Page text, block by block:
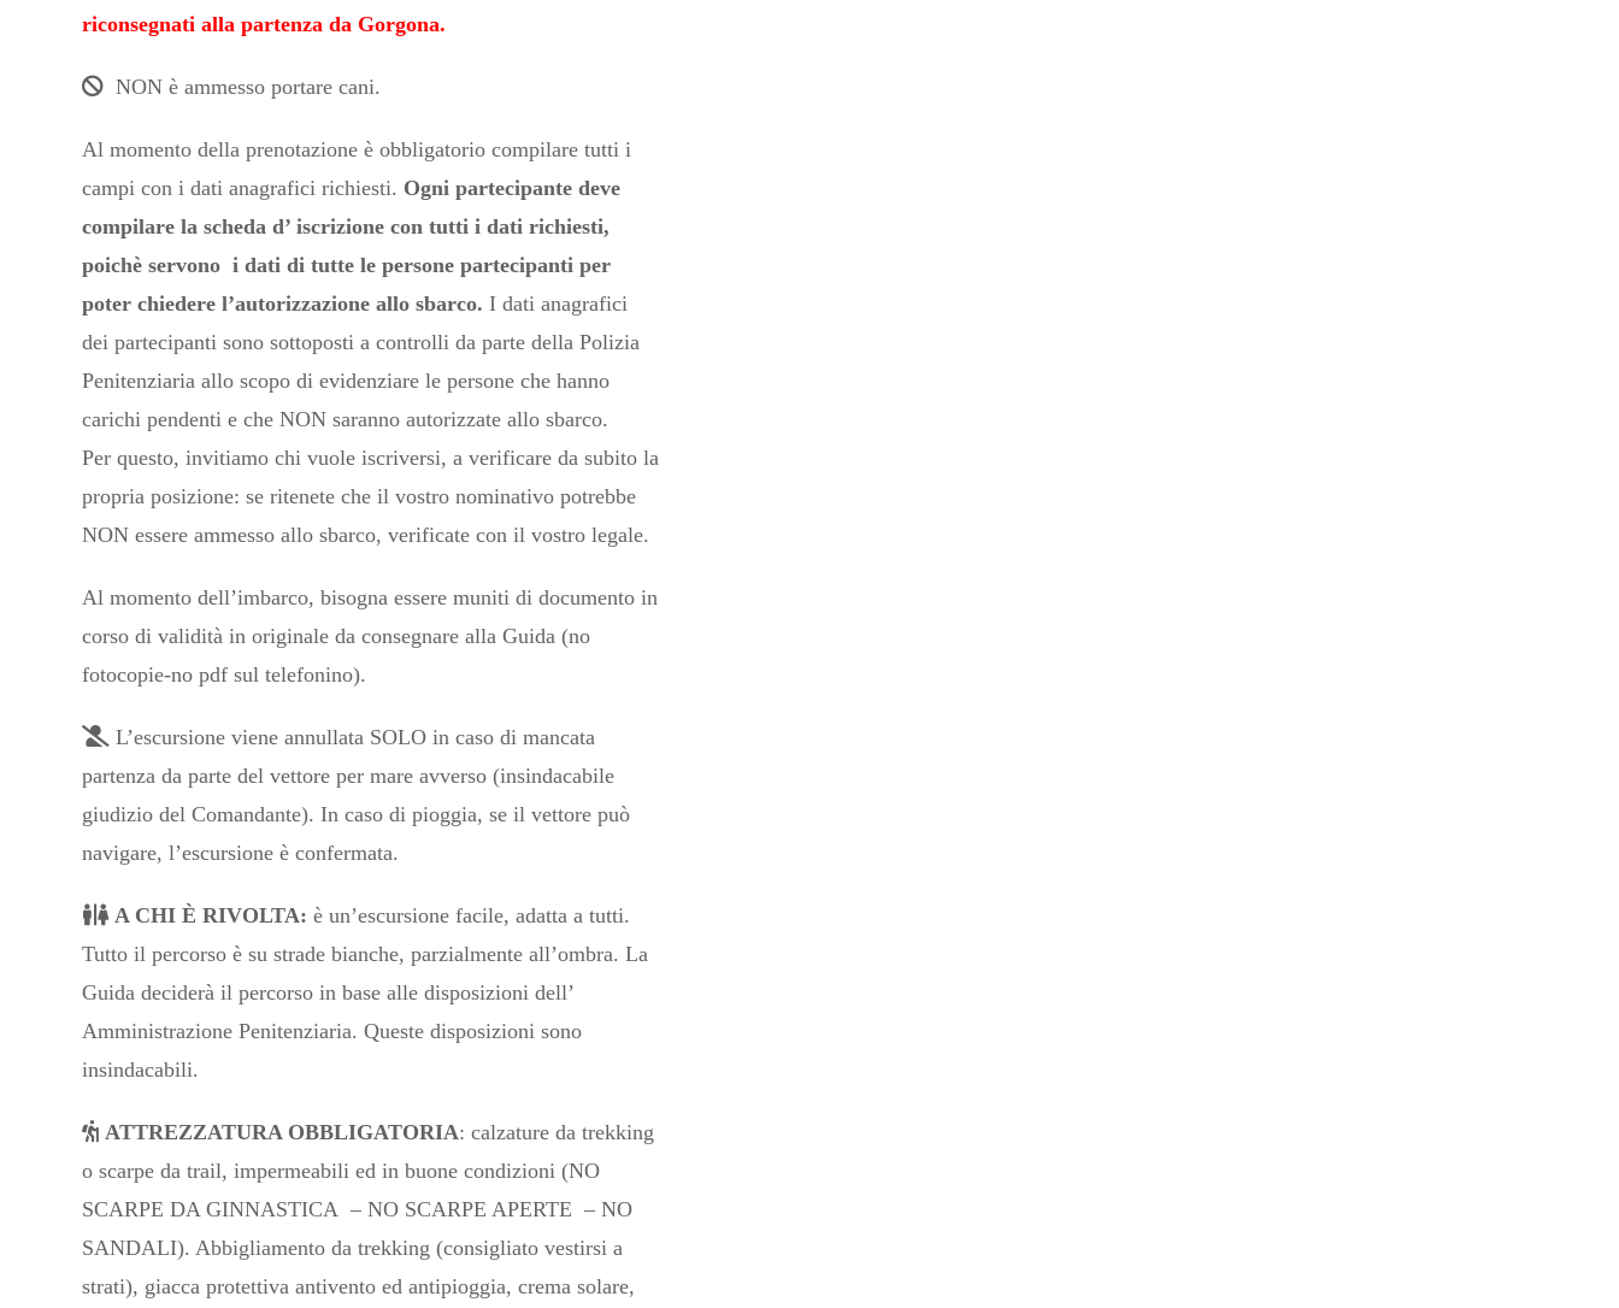
riconsegnati alla partenza da Gorgona.
NON è ammesso portare cani.
Al momento della prenotazione è obbligatorio compilare tutti i
campi con i dati anagrafici richiesti. Ogni partecipante deve
compilare la scheda d’ iscrizione con tutti i dati richiesti,
poichè servono i dati di tutte le persone partecipanti per
poter chiedere l’autorizzazione allo sbarco.I dati anagrafici
dei partecipanti sono sottoposti a controlli da parte della Polizia
Penitenziaria allo scopo di evidenziare le persone che hanno
carichi pendenti e che NON saranno autorizzate allo sbarco.
Per questo, invitiamo chi vuole iscriversi, a verificare da subito la
propria posizione: se ritenete che il vostro nominativo potrebbe
NON essere ammesso allo sbarco, verificate con il vostro legale.
Al momento dell’imbarco, bisogna essere muniti di documento in
corso di validità in originale da consegnare alla Guida (no
fotocopie-no pdf sul telefonino).
L’escursione viene annullata SOLO in caso di mancata
partenza da parte del vettore per mare avverso (insindacabile
giudizio del Comandante). In caso di pioggia, se il vettore può
navigare, l’escursione è confermata.
A CHI È RIVOLTA: è un’escursione facile, adatta a tutti.
Tutto il percorso è su strade bianche, parzialmente all’ombra. La
Guida deciderà il percorso in base alle disposizioni dell’
Amministrazione Penitenziaria. Queste disposizioni sono
insindacabili.
ATTREZZATURA OBBLIGATORIA: calzature da trekking
o scarpe da trail, impermeabili ed in buone condizioni (NO
SCARPE DA GINNASTICA – NO SCARPE APERTE – NO
SANDALI). Abbigliamento da trekking (consigliato vestirsi a
strati), giacca protettiva antivento ed antipioggia, crema solare,